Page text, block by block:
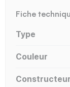
Fiche
Type
Couleur
Constructeur